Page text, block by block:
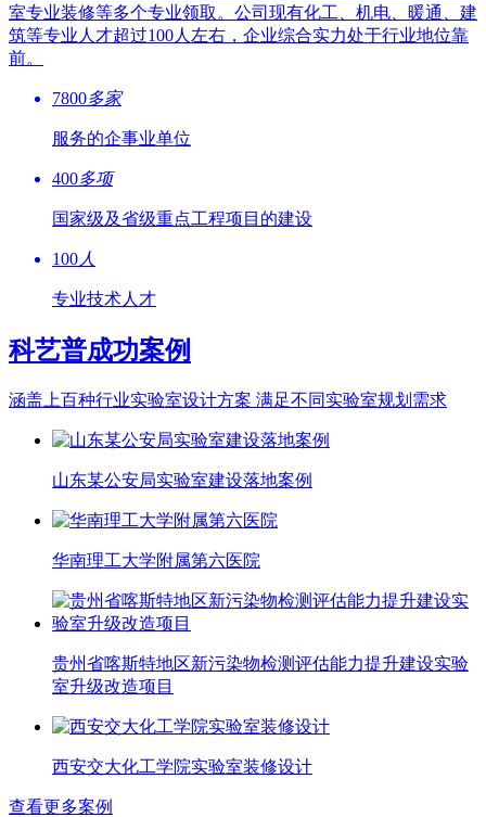
室专业装修等多个专业领取。公司现有化工、机电、暖通、建
筑等专业人才超过100人左右，企业综合实力处于行业地位靠
前。
7800多家
服务的企事业单位
400多项
国家级及省级重点工程项目的建设
100 人
专业技术人才
科艺普成功案例
涵盖上百种行业实验室设计方案 满足不同实验室规划需求
山东某公安局实验室建设落地案例
华南理工大学附属第六医院
贵州省喀斯特地区新污染物检测评估能力提升建设实验
室升级改造项目
西安交大化工学院实验室装修设计
查看更多案例